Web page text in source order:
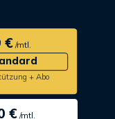
€/mtl.
+ Abo
€ /mtl.